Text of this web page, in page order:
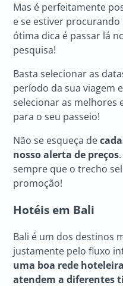
Mas é perfeitamente
e se estiver
ótima dica é passar lá
pesquisa!
Basta selecionar as
período da sua viagem
selecionar as melhores
para o seu passeio!
Não se esqueça de
nosso alerta de preços
sempre que o trecho
promoção!
Hotéis em Bali
Bali é um dos destinos
justamente pelo fluxo
uma boa rede
atendem a diferentes